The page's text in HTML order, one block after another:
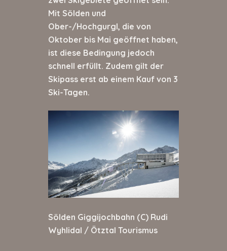
Mit Sölden und
Ober-/Hochgurgl, die von
Oktober bis Mai geöffnet haben,
ist diese Bedingung jedoch
schnell erfüllt. Zudem gilt der
Skipass erst ab einem Kauf von 3
Ski-Tagen.
Sölden Giggijochbahn (C) Rudi
Wyhlidal / Ötztal Tourismus